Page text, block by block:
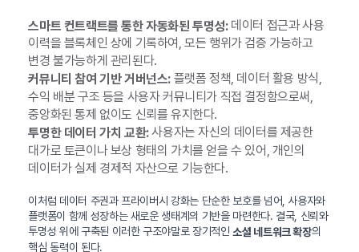
스마트 컨트랙트를 통한 자동화된 투명성:데이터 접근과 사용
이력을 블록체인 상에 기록하여, 모든 행위가 검증 가능하고
변경 불가능하게 관리된다.
커뮤니티 참여 기반 거버넌스:플랫폼 정책, 데이터 활용 방식,
수익 배분 구조 등을 사용자 커뮤니티가 직접 결정함으로써,
중앙화된 통제 없이도 신뢰를 유지한다.
투명한 데이터 가치 교환:사용자는 자신의 데이터를 제공한
대가로 토큰이나 보상 형태의 가치를 얻을 수 있어, 개인의
데이터가 실제 경제적 자산으로 기능한다.
이처럼 데이터 주권과 프라이버시 강화는 단순한 보호를 넘어, 사용자와
플랫폼이 함께 성장하는 새로운 생태계의 기반을 마련한다. 결국, 신뢰와
투명성 위에 구축된 이러한 구조야말로 장기적인 소셜 네트워크 확장의
핵심 동력이 된다.